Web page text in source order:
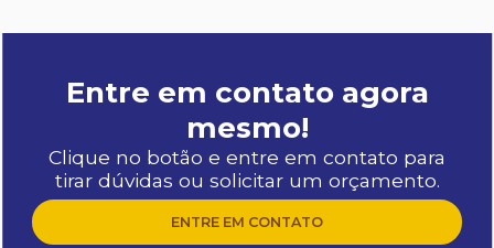
Entre em contato agora
mesmo!
Clique no botão e entre em contato para
tirar dúvidas ou solicitar um orçamento.
ENTRE EM CONTATO